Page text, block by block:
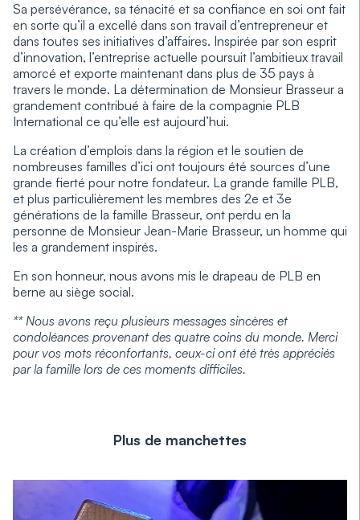
Sa persévérance, sa ténacité et sa confiance en soi ont fait
en sorte qu’il a excellé dans son travail d’entrepreneur et
dans toutes ses initiatives d’affaires. Inspirée par son esprit
d’innovation, l’entreprise actuelle poursuit l’ambitieux travail
amorcé et exporte maintenant dans plus de 35 pays à
travers le monde. La détermination de Monsieur Brasseur a
grandement contribué à faire de la compagnie PLB
International ce qu’elle est aujourd’hui.
La création d’emplois dans la région et le soutien de
nombreuses familles d’ici ont toujours été sources d’une
grande fierté pour notre fondateur. La grande famille PLB,
et plus particulièrement les membres des 2e et 3e
générations de la famille Brasseur, ont perdu en la
personne de Monsieur Jean-Marie Brasseur, un homme qui
les a grandement inspirés.
En son honneur, nous avons mis le drapeau de PLB en
berne au siège social.
** Nous avons reçu plusieurs messages sincères et
condoléances provenant des quatre coins du monde. Merci
pour vos mots réconfortants, ceux-ci ont été très appréciés
par la famille lors de ces moments difficiles.
Plus de manchettes